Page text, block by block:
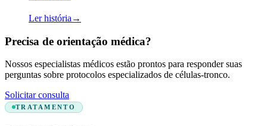
Ler história →
Precisa de orientação médica?
Nossos especialistas médicos estão prontos para responder suas
perguntas sobre protocolos especializados de células-tronco.
Solicitar consulta
TRATAMENTO